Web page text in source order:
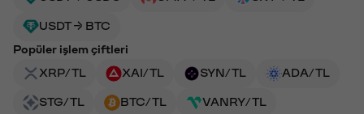
USDT → BTC
Popüler işlem çiftleri
XRP/TL
XAI/TL SYN/TL ADA/TL
STG/TL BTC/TL VANRY/TL